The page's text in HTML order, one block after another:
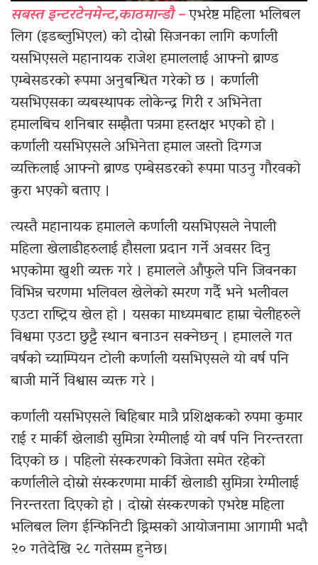
सबस्त इन्टरटेनमेन्ट,काठमान्डौ –एभरेष्ट महिला भलिबल
लिग (इडब्लुभिएल) को दोस्रो सिजनका लागि कर्णाली
यसभिएसले महानायक राजेश हमाललाई आफ्नो ब्राण्ड
एम्बेसडरको रूपमा अनुबन्धित गरेको छ । कर्णाली
यसभिएसका व्यबस्थापक लोकेन्द्र गिरी र अभिनेता
हमालबिच शनिबार सम्झैता पत्रमा हस्तक्षर भएको हो ।
कर्णाली यसभिएसले अभिनेता हमाल जस्तो दिग्गज
व्यक्तिलाई आफ्नो ब्राण्ड एम्बेसडरको रूपमा पाउनु गौरवको
कुरा भएको बताए ।
त्यस्तै महानायक हमालले कर्णाली यसभिएसले नेपाली
महिला खेलाडीहरुलाई हौसला प्रदान गर्ने अवसर दिनु
भएकोमा खुशी व्यक्त गरे । हमालले आँफुले पनि जिवनका
विभिन्न चरणमा भलिवल खेलेको स्मरण गर्दै भने भलीवल
एउटा राष्ट्रिय खेल हो । यसका माध्यमबाट हाम्रा चेलीहरुले
विश्वमा एउटा छुट्टै स्थान बनाउन सक्नेछन् । हमालले गत
वर्षको च्याम्पियन टोली कर्णाली यसभिएसले यो वर्ष पनि
बाजी मार्ने विश्वास व्यक्त गरे ।
कर्णाली यसभिएसले बिहिबार मात्रै प्रशिक्षकको रुपमा कुमार
राई र मार्की खेलाडी सुमित्रा रेग्मीलाई यो वर्ष पनि निरन्तरता
दिएको छ । पहिलो संस्करणको विजेता समेत रहेको
कर्णालीले दोस्रो संस्करणमा मार्की खेलाडी सुमित्रा रेग्मीलाई
निरन्तरता दिएको हो । दोस्रो संस्करणको एभरेष्ट महिला
भलिबल लिग ईन्फिनिटी ड्रिम्सको आयोजनामा आगामी भदौ
२० गतेदेखि २८ गतेसम्म हुनेछ।